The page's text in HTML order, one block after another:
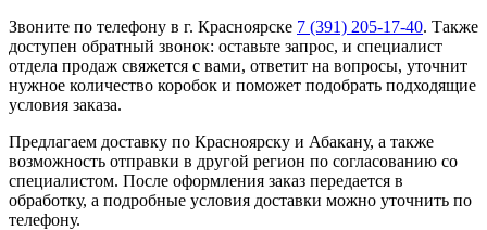
Звоните по телефону в г. Красноярске 7 (391) 205-17-40. Также
доступен обратный звонок: оставьте запрос, и специалист
отдела продаж свяжется с вами, ответит на вопросы, уточнит
нужное количество коробок и поможет подобрать подходящие
условия заказа.
Предлагаем доставку по Красноярску и Абакану, а также
возможность отправки в другой регион по согласованию со
специалистом. После оформления заказ передается в
обработку, а подробные условия доставки можно уточнить по
телефону.